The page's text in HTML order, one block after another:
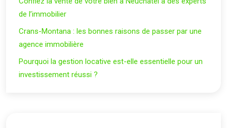
de l’immobilier
Crans-Montana : les bonnes raisons de passer par une
agence immobilière
Pourquoi la gestion locative est-elle essentielle pour un
investissement réussi ?